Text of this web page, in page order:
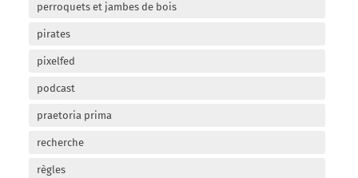
perroquets et jambes de bois
pirates
pixelfed
podcast
praetoria prima
recherche
règles